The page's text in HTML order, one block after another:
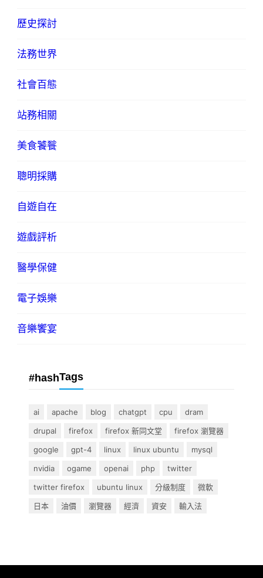
歷史探討
法務世界
社會百態
站務相關
美食饕餮
聰明採購
自遊自在
遊戲評析
醫學保健
電子娛樂
音樂饗宴
#hashTags
ai apache blog chatgpt cpu
dram
drupal
firefox firefox 新同文堂
firefox 瀏覽器
google
gpt-4 linux linux ubuntu
mysql
nvidia
ogame openai php
twitter
twitter firefox
ubuntu linux 分級制度
微軟
日本
油價 瀏覽器 經濟 資安 輸入法